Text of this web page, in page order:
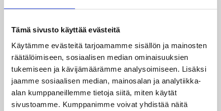
Tämä sivusto käyttää evästeitä
Käytämme evästeitä tarjoamamme sisällön ja mainosten
räätälöimiseen, sosiaalisen median ominaisuuksien
tukemiseen ja kävijämäärämme analysoimiseen. Lisäksi
jaamme sosiaalisen median, mainosalan ja analytiikka-
alan kumppaneillemme tietoja siitä, miten käytät
sivustoamme. Kumppanimme voivat yhdistää näitä
Toimittaja: Jere Korkalainen